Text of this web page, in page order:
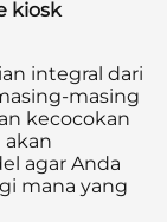
kiosk
integral dari
masing
kecocokan
akan
agar Anda
mana yang